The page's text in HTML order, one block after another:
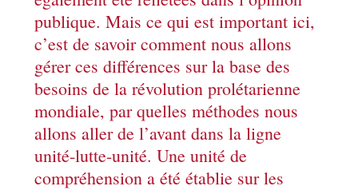
publique. Mais ce qui est important ici,
c’est de savoir comment nous allons
gérer ces différences sur la base des
besoins de la révolution prolétarienne
mondiale, par quelles méthodes nous
allons aller de l’avant dans la ligne
unité-lutte-unité. Une unité de
compréhension a été établie sur les